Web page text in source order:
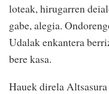
loteak, hirugarren
gabe, alegia.
Udalak enkantera
bere kasa.
Hauek direla